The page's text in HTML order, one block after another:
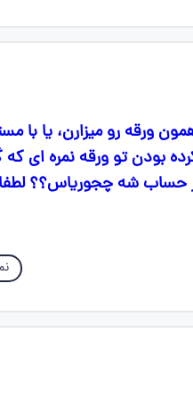
ورقه رو میزارن، یا با
بودن تو ورقه نمره ای که
حساب شه چجوریاس؟؟